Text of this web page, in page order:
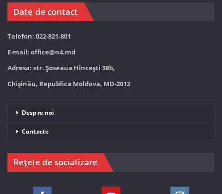
Date de contact
Telefon: 022-821-801
E-mail: office@n4.md
Adresa: str. Șoseaua Hînceşti 38b,
Chișinău, Republica Moldova, MD-2012
Despre noi
Contacte
Rețele de socializare